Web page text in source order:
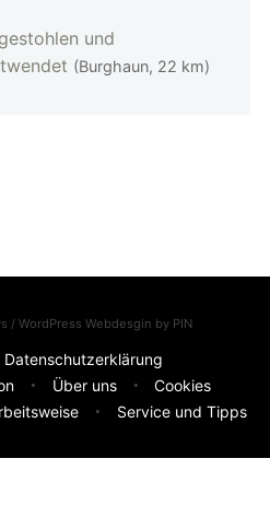
und
(Burghaun, 22 km)
/ WordPress Webdesgin by PIN
Datenschutzerklärung
Über uns
Cookies
Service und Tipps